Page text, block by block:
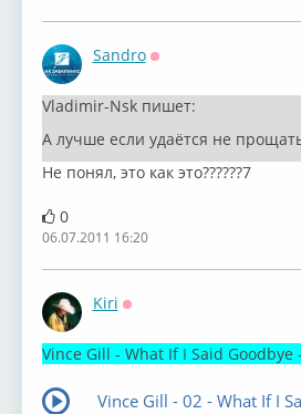
Sandro
Vladimir-Nsk пишет:
А лучше если удаётся не
Не понял, это как это??????7
0
06.07.2011 16:20
Kiri
Vince Gill - What If I Said Goodbye -
Vince Gill - 02 - What If I